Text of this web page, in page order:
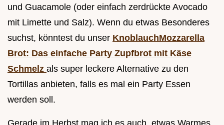
und Guacamole (oder einfach zerdrückte Avocado
mit Limette und Salz). Wenn du etwas Besonderes
suchst, könntest du unser KnoblauchMozzarella
Brot: Das einfache Party Zupfbrot mit Käse
Schmelz als super leckere Alternative zu den
Tortillas anbieten, falls es mal ein Party Essen
werden soll.